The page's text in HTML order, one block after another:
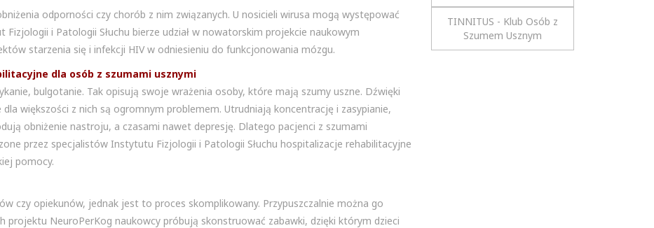
odporności czy chorób z nim związanych. U nosicieli wirusa mogą występować
i Patologii Słuchu bierze udział w nowatorskim projekcie naukowym
starzenia się i infekcji HIV w odniesieniu do funkcjonowania mózgu.
dla osób z szumami usznymi
bulgotanie. Tak opisują swoje wrażenia osoby, które mają szumy uszne. Dźwięki
dla większości z nich są ogromnym problemem. Utrudniają koncentrację i zasypianie,
obniżenie nastroju, a czasami nawet depresję. Dlatego pacjenci z szumami
przez specjalistów Instytutu Fizjologii i Patologii Słuchu hospitalizacje rehabilitacyjne
pomocy.
czy opiekunów, jednak jest to proces skomplikowany. Przypuszczalnie można go
projektu NeuroPerKog naukowcy próbują skonstruować zabawki, dzięki którym dzieci
TINNITUS - Klub Osób z
Szumem Usznym